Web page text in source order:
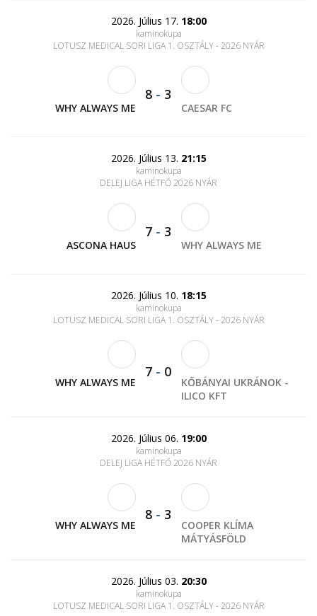
2026. Július 17. 18:00
kaminokupa
LOTUSZ MEDICAL SORI LIGA 1. OSZTÁLY - 2026 NYÁR
WHY ALWAYS ME
8 - 3
CAESAR FC
2026. Július 13. 21:15
kaminokupa
DELEJ LIGA HÉTFŐ 2026 NYÁR
ASCONA HAUS
7 - 3
WHY ALWAYS ME
2026. Július 10. 18:15
kaminokupa
LOTUSZ MEDICAL SORI LIGA 1. OSZTÁLY - 2026 NYÁR
WHY ALWAYS ME
7 - 0
KŐBÁNYAI UKRÁNOK -
ILICO KFT
2026. Július 06. 19:00
kaminokupa
DELEJ LIGA HÉTFŐ 2026 NYÁR
WHY ALWAYS ME
8 - 3
COOPER KLÍMA
MÁTYÁSFÖLD
2026. Július 03. 20:30
kaminokupa
LOTUSZ MEDICAL SORI LIGA 1. OSZTÁLY - 2026 NYÁR